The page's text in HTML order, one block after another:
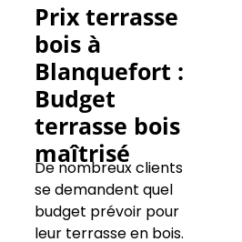
Prix terrasse
bois à
Blanquefort :
Budget
terrasse bois
maîtrisé
De nombreux clients
se demandent quel
budget prévoir pour
leur terrasse en bois.